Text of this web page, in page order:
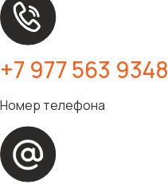
+7 977 563 9348
Номер телефона